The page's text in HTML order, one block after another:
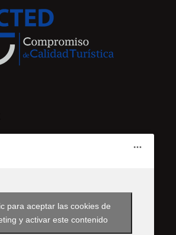
para aceptar las cookies de
y activar este contenido